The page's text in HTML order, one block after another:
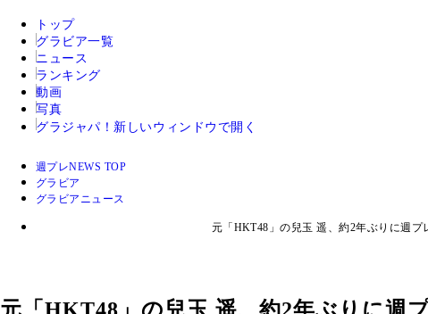
トップ
グラビア一覧
ニュース
ランキング
動画
写真
グラジャパ！ 新しいウィンドウで開く
週プレNEWS TOP
グラビア
グラビアニュース
元「HKT48」の兒玉 遥、約2年ぶりに週プ
元「HKT48」の兒玉 遥、約2年ぶりに週